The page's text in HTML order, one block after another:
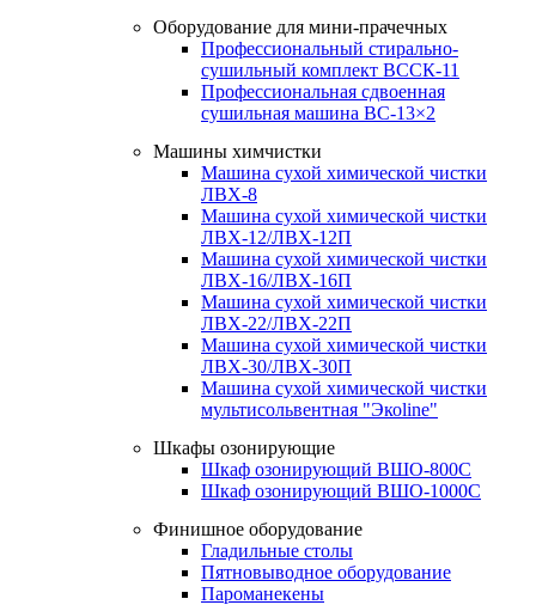
Оборудование для мини-прачечных
Профессиональный стирально-
сушильный комплект ВССК-11
Профессиональная сдвоенная
сушильная машина ВС-13×2
Машины химчистки
Машина сухой химической чистки
ЛВХ-8
Машина сухой химической чистки
ЛВХ-12/ЛВХ-12П
Машина сухой химической чистки
ЛВХ-16/ЛВХ-16П
Машина сухой химической чистки
ЛВХ-22/ЛВХ-22П
Машина сухой химической чистки
ЛВХ-30/ЛВХ-30П
Машина сухой химической чистки
мультисольвентная "Экоline"
Шкафы озонирующие
Шкаф озонирующий ВШО-800С
Шкаф озонирующий ВШО-1000С
Финишное оборудование
Гладильные столы
Пятновыводное оборудование
Пароманекены